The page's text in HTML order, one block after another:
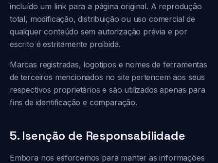
incluído um link para a página original. A reprodução
total, modificação, distribuição ou uso comercial de
qualquer conteúdo sem autorização prévia e por
escrito é estritamente proibida.
Marcas registradas, logotipos e nomes de ferramentas
de terceiros mencionados no site pertencem aos seus
respectivos proprietários e são utilizados apenas para
fins de identificação e comparação.
5. Isenção de Responsabilidade
Embora nos esforcemos para manter as informações